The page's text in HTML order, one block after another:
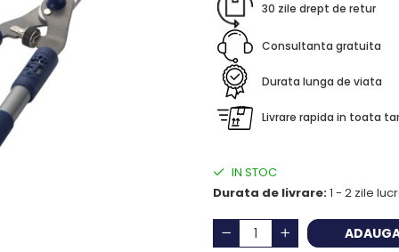
30 zile drept de retur
Consultanta gratuita
Durata lunga de viata
Livrare rapida in toata
IN STOC
Durata de livrare:1 - 2 zile